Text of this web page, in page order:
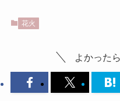
花火
よかった